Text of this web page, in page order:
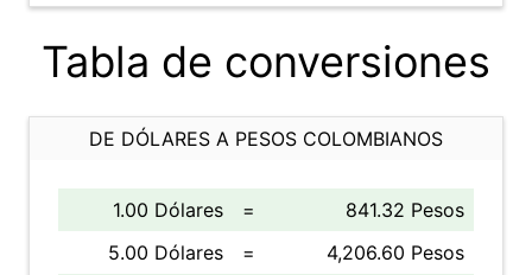
Tabla de conversiones
DE DÓLARES A PESOS COLOMBIANOS
1.00 Dólares =
841.32 Pesos
5.00 Dólares
=
4,206.60 Pesos